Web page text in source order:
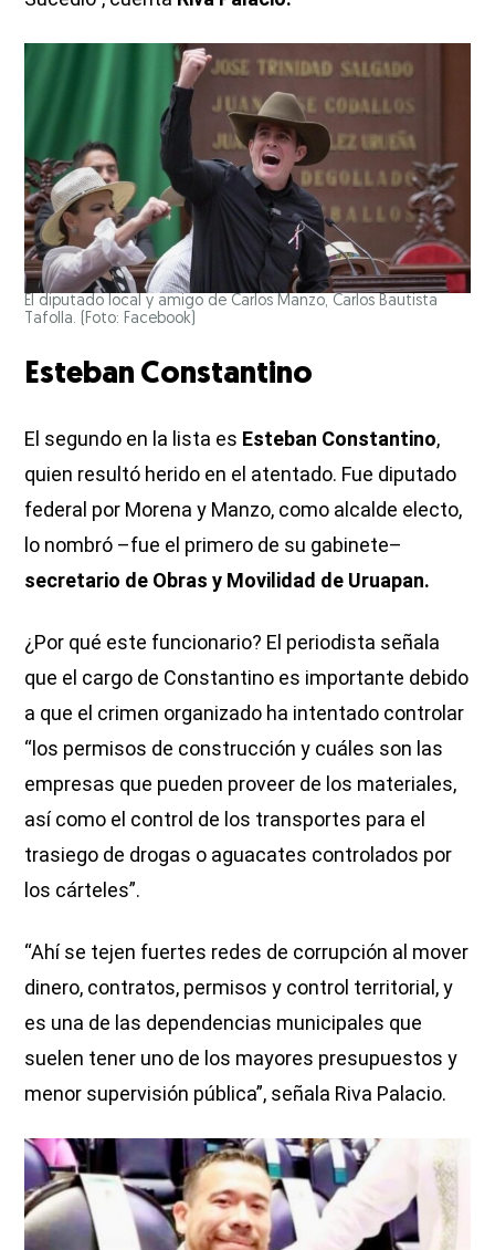
El diputado local y amigo de Carlos Manzo, Carlos Bautista
Tafolla. (Foto: Facebook)
Esteban Constantino
El segundo en la lista es Esteban Constantino,
quien resultó herido en el atentado. Fue diputado
federal por Morena y Manzo, como alcalde electo,
lo nombró –fue el primero de su gabinete–
secretario de Obras y Movilidad de Uruapan.
¿Por qué este funcionario? El periodista señala
que el cargo de Constantino es importante debido
a que el crimen organizado ha intentado controlar
“los permisos de construcción y cuáles son las
empresas que pueden proveer de los materiales,
así como el control de los transportes para el
trasiego de drogas o aguacates controlados por
los cárteles”.
“Ahí se tejen fuertes redes de corrupción al mover
dinero, contratos, permisos y control territorial, y
es una de las dependencias municipales que
suelen tener uno de los mayores presupuestos y
menor supervisión pública”, señala Riva Palacio.